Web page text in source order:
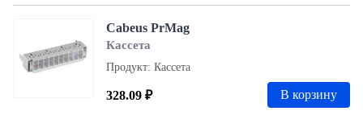
Cabeus PrMag
Кассета
Продукт: Кассета
328.09 ₽ В корзину